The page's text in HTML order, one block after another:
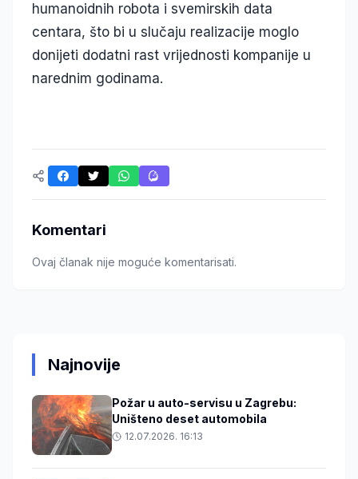
humanoidnih robota i svemirskih data
centara, što bi u slučaju realizacije moglo
donijeti dodatni rast vrijednosti kompanije u
narednim godinama.
Komentari
Ovaj članak nije moguće komentarisati.
Najnovije
Požar u auto-servisu u Zagrebu:
Uništeno deset automobila
12.07.2026. 16:13